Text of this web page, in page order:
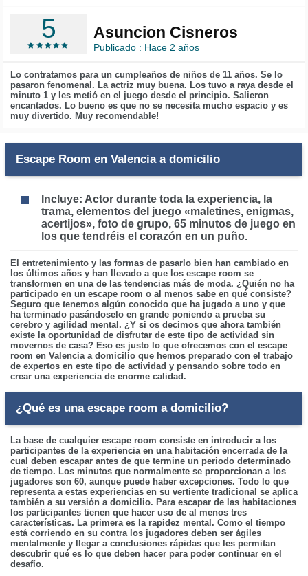
5 Asuncion Cisneros
Publicado : Hace 2 años
Lo contratamos para un cumpleaños de niños de 11 años. Se lo
pasaron fenomenal. La actriz muy buena. Los tuvo a raya desde el
minuto 1 y les metió en el juego desde el principio. Salieron
encantados. Lo bueno es que no se necesita mucho espacio y es
muy divertido. Muy recomendable!
Escape Room en Valencia a domicilio
Incluye: Actor durante toda la experiencia, la
trama, elementos del juego «maletines, enigmas,
acertijos», foto de grupo, 65 minutos de juego en
los que tendréis el corazón en un puño.
El entretenimiento y las formas de pasarlo bien han cambiado en
los últimos años y han llevado a que los escape room se
transformen en una de las tendencias más de moda. ¿Quién no ha
participado en un escape room o al menos sabe en qué consiste?
Seguro que tenemos algún conocido que ha jugado a uno y que
ha terminado pasándoselo en grande poniendo a prueba su
cerebro y agilidad mental. ¿Y si os decimos que ahora también
existe la oportunidad de disfrutar de este tipo de actividad sin
movernos de casa? Eso es justo lo que ofrecemos con el escape
room en Valencia a domicilio que hemos preparado con el trabajo
de expertos en este tipo de actividad y pensando sobre todo en
crear una experiencia de enorme calidad.
¿Qué es una escape room a domicilio?
La base de cualquier escape room consiste en introducir a los
participantes de la experiencia en una habitación encerrada de la
cual deben escapar antes de que termine un periodo determinado
de tiempo. Los minutos que normalmente se proporcionan a los
jugadores son 60, aunque puede haber excepciones. Todo lo que
representa a estas experiencias en su vertiente tradicional se aplica
también a su versión a domicilio. Para escapar de las habitaciones
los participantes tienen que hacer uso de al menos tres
características. La primera es la rapidez mental. Como el tiempo
está corriendo en su contra los jugadores deben ser ágiles
mentalmente y llegar a conclusiones rápidas que les permitan
descubrir qué es lo que deben hacer para poder continuar en el
desafío.